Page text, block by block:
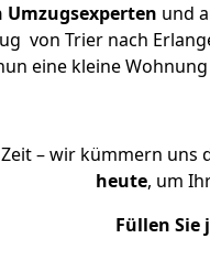
und
von Trier nach
eine kleine
– wir kümmern
heute, um
Füllen Sie